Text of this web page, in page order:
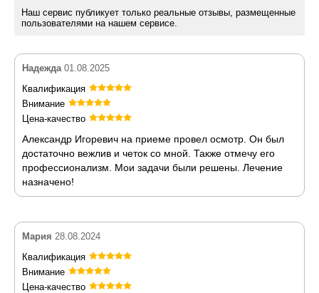
Наш сервис публикует только реальные отзывы, размещенные
пользователями на нашем сервисе.
Надежда 01.08.2025
Квалификация
Внимание
Цена-качество
Александр Игоревич на приеме провел осмотр. Он был
достаточно вежлив и четок со мной. Также отмечу его
профессионализм. Мои задачи были решены. Лечение
назначено!
Мария 28.08.2024
Квалификация
Внимание
Цена-качество